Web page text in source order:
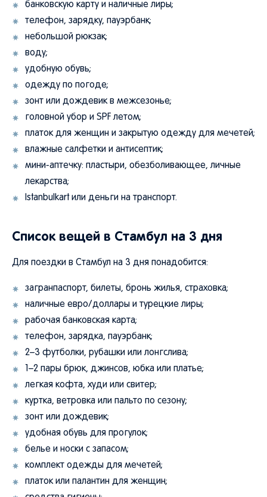
банковскую карту и наличные лиры;
телефон, зарядку, пауэрбанк;
небольшой рюкзак;
воду;
удобную обувь;
одежду по погоде;
зонт или дождевик в межсезонье;
головной убор и SPF летом;
платок для женщин и закрытую одежду для мечетей;
влажные салфетки и антисептик;
мини-аптечку: пластыри, обезболивающее, личные
лекарства;
Istanbulkart или деньги на транспорт.
Список вещей в Стамбул на 3 дня
Для поездки в Стамбул на 3 дня понадобится:
загранпаспорт, билеты, бронь жилья, страховка;
наличные евро/доллары и турецкие лиры;
рабочая банковская карта;
телефон, зарядка, пауэрбанк;
2–3 футболки, рубашки или лонгслива;
1–2 пары брюк, джинсов, юбка или платье;
легкая кофта, худи или свитер;
куртка, ветровка или пальто по сезону;
зонт или дождевик;
удобная обувь для прогулок;
белье и носки с запасом;
комплект одежды для мечетей;
платок или палантин для женщин;